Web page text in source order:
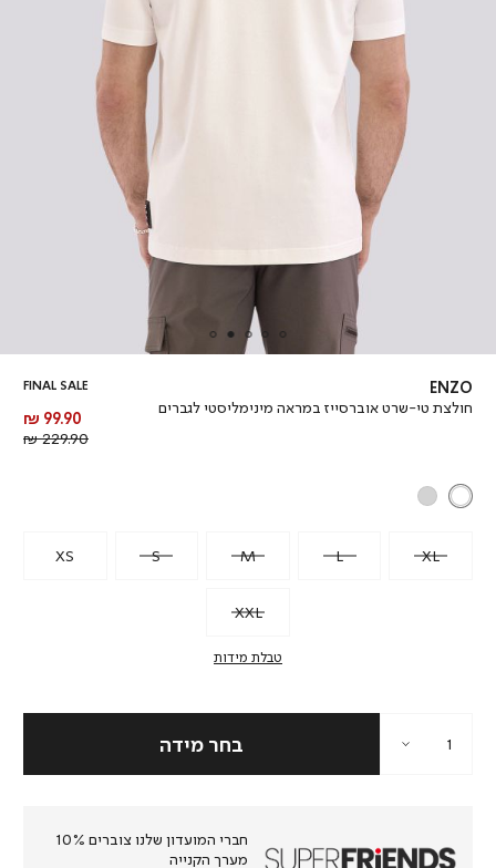
ENZO
חולצת טי-שרט אוברסייז במראה מינימליסטי לגברים
FINAL SALE
מחיר
מוצר
99.90 ₪
229.90 ₪
XS S M L XL
XXL
טבלת מידות
חברי המועדון שלנו צוברים 10%
מערך הקנייה